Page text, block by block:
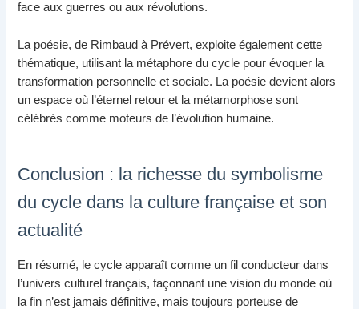
face aux guerres ou aux révolutions.
La poésie, de Rimbaud à Prévert, exploite également cette
thématique, utilisant la métaphore du cycle pour évoquer la
transformation personnelle et sociale. La poésie devient alors
un espace où l’éternel retour et la métamorphose sont
célébrés comme moteurs de l’évolution humaine.
Conclusion : la richesse du symbolisme
du cycle dans la culture française et son
actualité
En résumé, le cycle apparaît comme un fil conducteur dans
l’univers culturel français, façonnant une vision du monde où
la fin n’est jamais définitive, mais toujours porteuse de